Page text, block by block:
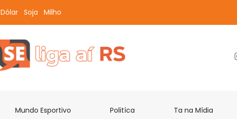
Dólar Soja Milho
Mundo Esportivo Politíca Ta na Mídia